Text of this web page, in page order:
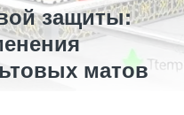
защиты:
матов